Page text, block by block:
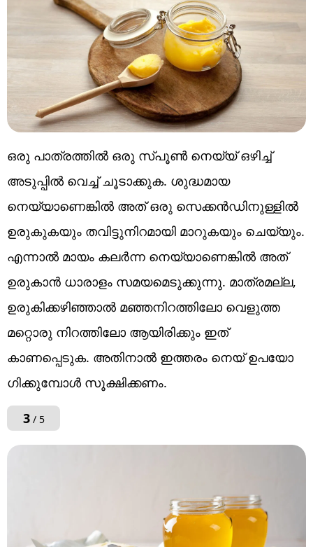
ഒരു പാത്രത്തിൽ ഒരു സ്പൂൺ നെയ്യ് ഒഴിച്ച്
അടുപ്പിൽ വെച്ച് ചൂടാക്കുക. ശുദ്ധമായ
നെയ്യാണെങ്കിൽ അത് ഒരു സെക്കൻഡിനുള്ളിൽ
ഉരുകുകയും തവിട്ടുനിറമായി മാറുകയും ചെയ്യും.
എന്നാൽ മായം കലർന്ന നെയ്യാണെങ്കിൽ അത്
ഉരുകാൻ ധാരാളം സമയമെടുക്കുന്നു. മാത്രമല്ല,
ഉരുകിക്കഴിഞ്ഞാൽ മഞ്ഞനിറത്തിലോ വെളുത്ത
മറ്റൊരു നിറത്തിലോ ആയിരിക്കും ഇത്
കാണപ്പെടുക. അതിനാൽ ഇത്തരം നെയ് ഉപയോ​
ഗിക്കുമ്പോൾ സൂക്ഷിക്കണം.
3/ 5